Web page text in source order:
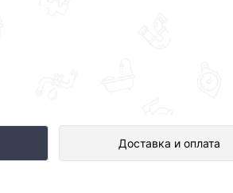
Доставка и оплата
представлен